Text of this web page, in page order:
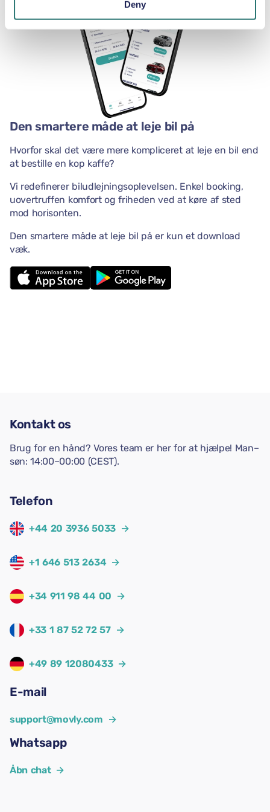
Deny
Den smartere måde at leje bil på
Hvorfor skal det være mere kompliceret at leje en bil end
at bestille en kop kaffe?
Vi redefinerer biludlejningsoplevelsen. Enkel booking,
uovertruffen komfort og friheden ved at køre af sted
mod horisonten.
Den smartere måde at leje bil på er kun et download
væk.
Kontakt os
Brug for en hånd? Vores team er her for at hjælpe! Man–
søn: 14:00–00:00 (CEST).
Telefon
+44 20 3936 5033 →
+1 646 513 2634 →
+34 911 98 44 00 →
+33 1 87 52 72 57 →
+49 89 12080433 →
E-mail
support@movly.com →
Whatsapp
Åbn chat →